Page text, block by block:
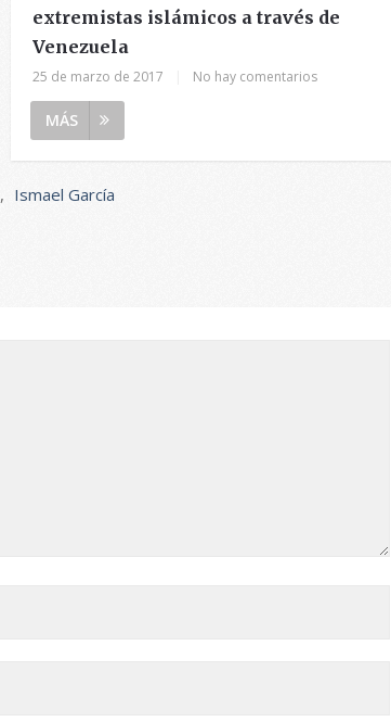
extremistas islámicos a través de
Venezuela
25 de marzo de 2017 No hay comentarios
MÁS
, Ismael García